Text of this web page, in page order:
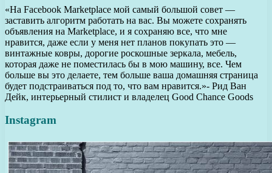
«На Facebook Marketplace мой самый большой совет —
заставить алгоритм работать на вас. Вы можете сохранять
объявления на Marketplace, и я сохраняю все, что мне
нравится, даже если у меня нет планов покупать это —
винтажные ковры, дорогие роскошные зеркала, мебель,
которая даже не поместилась бы в мою машину, все. Чем
больше вы это делаете, тем больше ваша домашняя страница
будет подстраиваться под то, что вам нравится.»- Рид Ван
Дейк, интерьерный стилист и владелец Good Chance Goods
Instagram